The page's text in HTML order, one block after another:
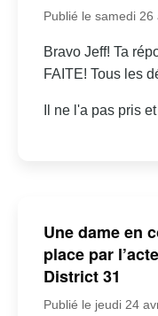
Publié le samedi 26
Bravo Jeff! Ta
FAITE! Tous les
Il ne l'a pas pris
Une dame en
place par
District 31
Publié le jeudi 24